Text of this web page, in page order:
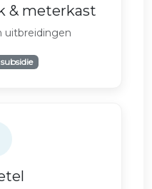
& meterkast
uitbreidingen